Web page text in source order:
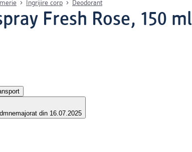
Îngrijire corp Deodorant
Fresh Rose, 150 ml
nemajorat din 16.07.2025